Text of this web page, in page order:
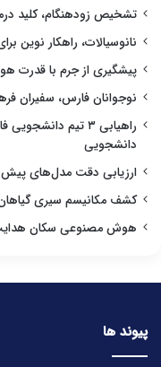
تشخیص زودهنگام، کلید
نانوسیالات، راهکار نوین
پیشگیری از جرم با
نوجوانان فارس، سفیران
راهیابی ۳ تیم
دانشجویی
ارزیابی دقت مدل‌های
کشف مکانیسم سیری
هوش مصنوعی سکان
پیوند ها